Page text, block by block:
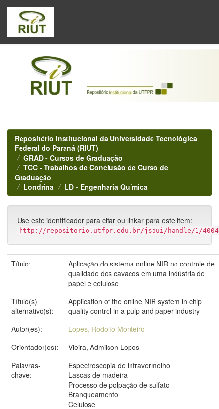
Skip
navigation
Repositório Institucional da Universidade Tecnológica
Federal do Paraná (RIUT)
GRAD - Cursos de Graduação
TCC - Trabalhos de Conclusão de Curso de
Graduação
Londrina
LD - Engenharia Química
Use este identificador para citar ou linkar para este item:
http://repositorio.utfpr.edu.br/jspui/handle/1/
Título:
Aplicação do sistema online NIR no controle de
qualidade dos cavacos em uma indústria de
papel e celulose
Título(s)
alternativo(s):
Application of the online NIR system in chip
quality control in a pulp and paper industry
Autor(es):
Lopes, Rodolfo Monteiro
Orientador(es):
Vieira, Admilson Lopes
Palavras-
chave:
Espectroscopia de infravermelho
Lascas de madeira
Processo de polpação de sulfato
Branqueamento
Celulose